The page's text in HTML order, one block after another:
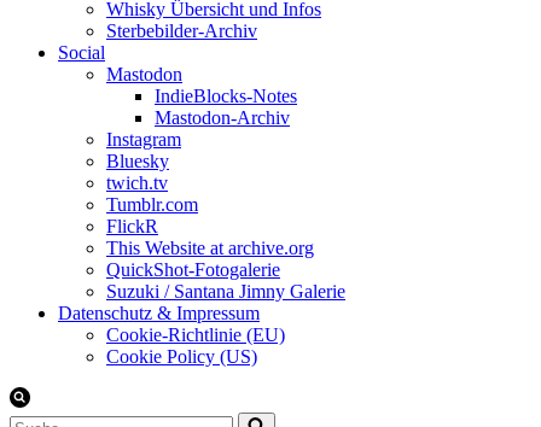
Whisky Übersicht und Infos
Sterbebilder-Archiv
Social
Mastodon
IndieBlocks-Notes
Mastodon-Archiv
Instagram
Bluesky
twich.tv
Tumblr.com
FlickR
This Website at archive.org
QuickShot-Fotogalerie
Suzuki / Santana Jimny Galerie
Datenschutz & Impressum
Cookie-Richtlinie (EU)
Cookie Policy (US)
Suchen